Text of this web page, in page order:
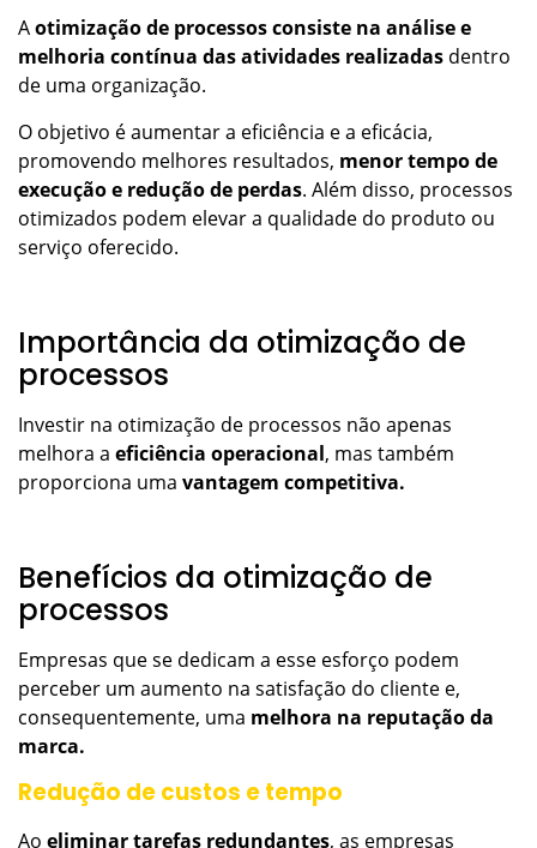
Aotimização de processos consiste na análise e
melhoria contínua das atividades realizadas dentro
de uma organização.
O objetivo é aumentar a eficiência e a eficácia,
promovendo melhores resultados, menor tempo de
execução e redução de perdas. Além disso, processos
otimizados podem elevar a qualidade do produto ou
serviço oferecido.
Importância da otimização de
processos
Investir na otimização de processos não apenas
melhora a eficiência operacional, mas também
proporciona uma vantagem competitiva.
Benefícios da otimização de
processos
Empresas que se dedicam a esse esforço podem
perceber um aumento na satisfação do cliente e,
consequentemente, uma melhora na reputação da
marca.
Redução de custos e tempo
Ao eliminar tarefas redundantes, as empresas